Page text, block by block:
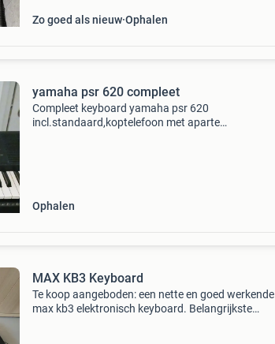
Zo goed als nieuw Ophalen
yamaha psr 620 compleet
Compleet keyboard yamaha psr 620
incl.standaard,koptelefoon met aparte
Ophalen
MAX KB3 Keyboard
Te koop aangeboden: een nette en goed werkende
max kb3 elektronisch keyboard. ​Belangrijkste